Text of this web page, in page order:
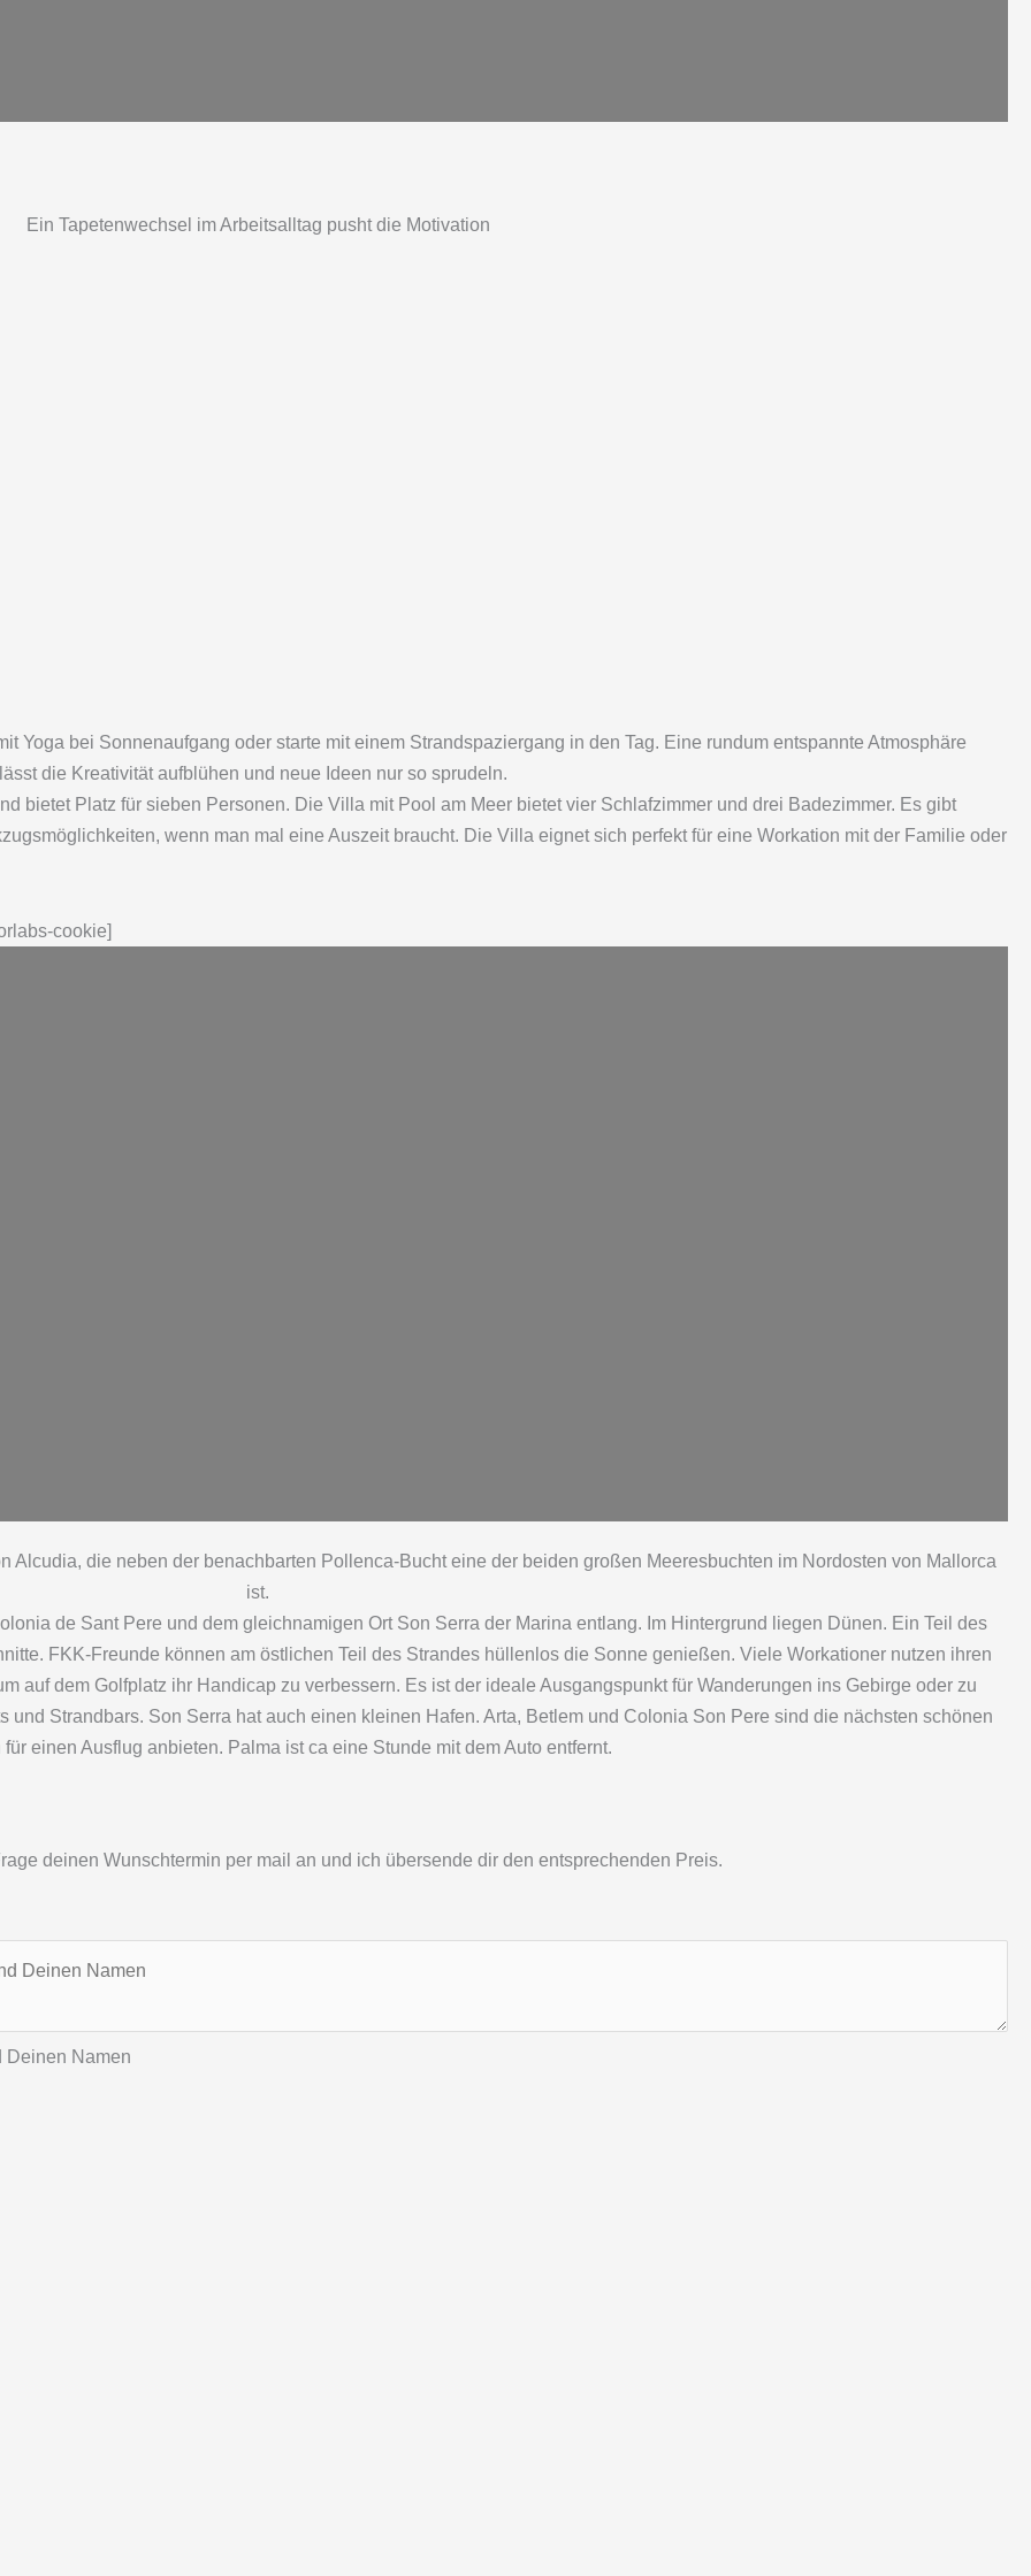
Ein Tapetenwechsel im Arbeitsalltag pusht die Motivation
Yoga bei Sonnenaufgang oder starte mit einem Strandspaziergang in den Tag. Eine rundum entspannte Atmosphäre
die Kreativität aufblühen und neue Ideen nur so sprudeln.
bietet Platz für sieben Personen. Die Villa mit Pool am Meer bietet vier Schlafzimmer und drei Badezimmer. Es gibt
wenn man mal eine Auszeit braucht. Die Villa eignet sich perfekt für eine Workation mit der Familie oder
cookie]
Alcudia, die neben der benachbarten Pollenca-Bucht eine der beiden großen Meeresbuchten im Nordosten von Mallorca
ist.
de Sant Pere und dem gleichnamigen Ort Son Serra der Marina entlang. Im Hintergrund liegen Dünen. Ein Teil des
FKK-Freunde können am östlichen Teil des Strandes hüllenlos die Sonne genießen. Viele Workationer nutzen ihren
auf dem Golfplatz ihr Handicap zu verbessern. Es ist der ideale Ausgangspunkt für Wanderungen ins Gebirge oder zu
Strandbars. Son Serra hat auch einen kleinen Hafen. Arta, Betlem und Colonia Son Pere sind die nächsten schönen
für einen Ausflug anbieten. Palma ist ca eine Stunde mit dem Auto entfernt.
deinen Wunschtermin per mail an und ich übersende dir den entsprechenden Preis.
Deinen Namen